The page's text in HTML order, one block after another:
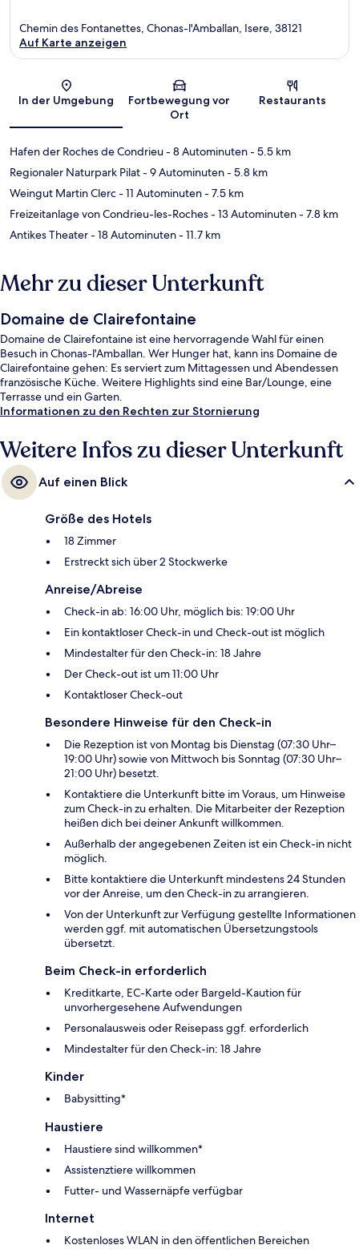
Karte
Chemin des Fontanettes, Chonas-l'Amballan, Isere, 38121
Auf Karte anzeigen
In der Umgebung
Fortbewegung vor
Ort
Restaurants
Hafen der Roches de Condrieu- 8 Autominuten- 5.5 km
Regionaler Naturpark Pilat- 9 Autominuten- 5.8 km
Weingut Martin Clerc- 11 Autominuten- 7.5 km
Freizeitanlage von Condrieu-les-Roches- 13 Autominuten- 7.8 km
Antikes Theater- 18 Autominuten- 11.7 km
Mehr zu dieser Unterkunft
Domaine de Clairefontaine
Domaine de Clairefontaine ist eine hervorragende Wahl für einen
Besuch in Chonas-l'Amballan. Wer Hunger hat, kann ins Domaine de
Clairefontaine gehen: Es serviert zum Mittagessen und Abendessen
französische Küche. Weitere Highlights sind eine Bar/Lounge, eine
Terrasse und ein Garten.
Informationen zu den Rechten zur Stornierung
Weitere Infos zu dieser Unterkunft
Auf einen Blick
Größe des Hotels
18 Zimmer
Erstreckt sich über 2 Stockwerke
Anreise/Abreise
Check-in ab: 16:00 Uhr, möglich bis: 19:00 Uhr
Ein kontaktloser Check-in und Check-out ist möglich
Mindestalter für den Check-in: 18 Jahre
Der Check-out ist um 11:00 Uhr
Kontaktloser Check-out
Besondere Hinweise für den Check-in
Die Rezeption ist von Montag bis Dienstag (07:30 Uhr–
19:00 Uhr) sowie von Mittwoch bis Sonntag (07:30 Uhr–
21:00 Uhr) besetzt.
Kontaktiere die Unterkunft bitte im Voraus, um Hinweise
zum Check-in zu erhalten. Die Mitarbeiter der Rezeption
heißen dich bei deiner Ankunft willkommen.
Außerhalb der angegebenen Zeiten ist ein Check-in nicht
möglich.
Bitte kontaktiere die Unterkunft mindestens 24 Stunden
vor der Anreise, um den Check-in zu arrangieren.
Von der Unterkunft zur Verfügung gestellte Informationen
werden ggf. mit automatischen Übersetzungstools
übersetzt.
Beim Check-in erforderlich
Kreditkarte, EC-Karte oder Bargeld-Kaution für
unvorhergesehene Aufwendungen
Personalausweis oder Reisepass ggf. erforderlich
Mindestalter für den Check-in: 18 Jahre
Kinder
Babysitting*
Haustiere
Haustiere sind willkommen*
Assistenztiere willkommen
Futter- und Wassernäpfe verfügbar
Internet
Kostenloses WLAN in den öffentlichen Bereichen